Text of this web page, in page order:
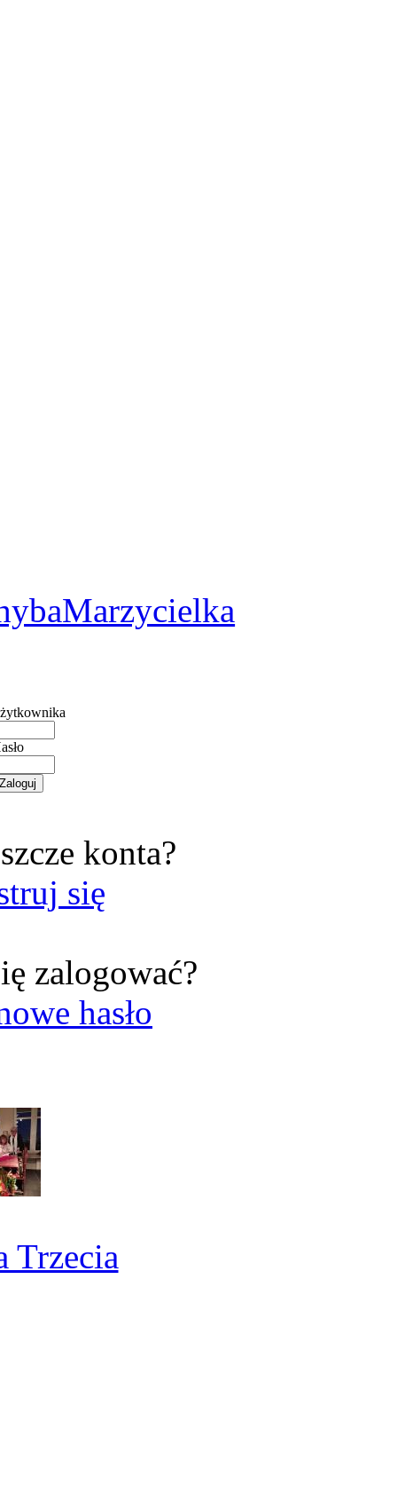
konta?
się
zalogować?
hasło
Trzecia